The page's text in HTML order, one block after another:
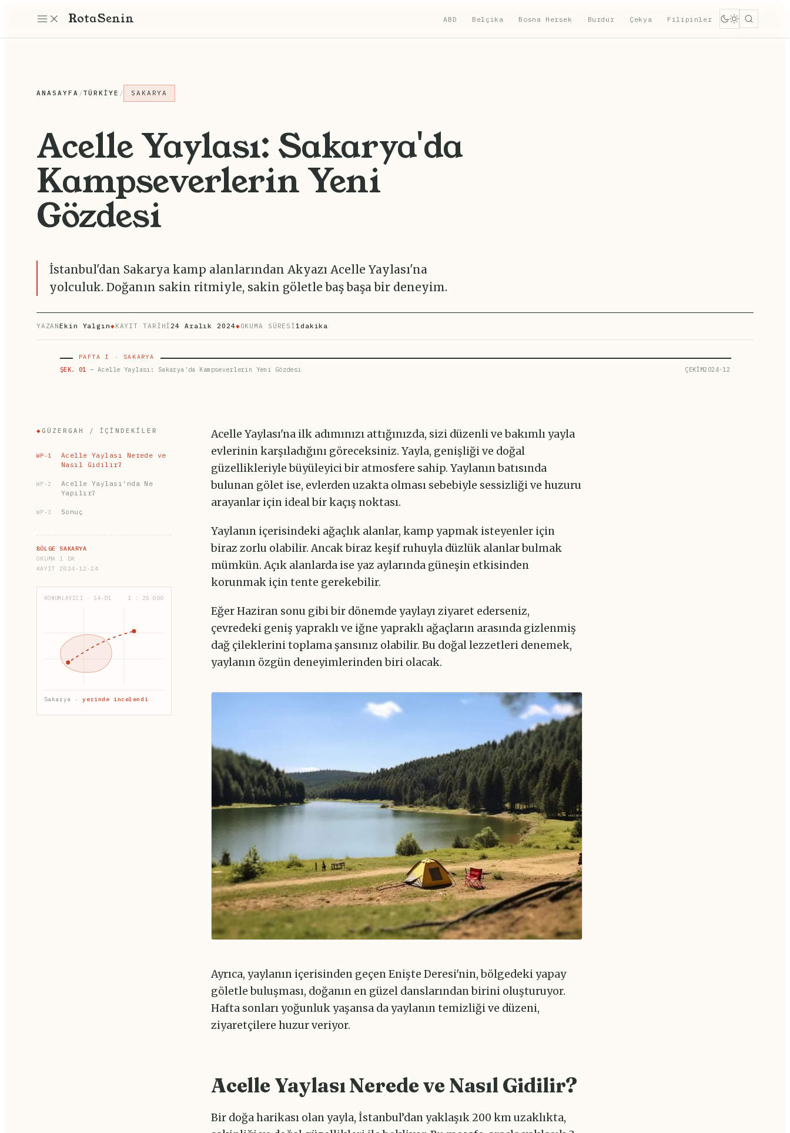
RotaSenin ABD Belçika Bosna Hersek Burdur Çekya Filipinler
ANASAYFA /TÜRKIYE / SAKARYA
Acelle Yaylası: Sakarya'da
Kampseverlerin Yeni
Gözdesi
İstanbul'dan Sakarya kamp alanlarından Akyazı Acelle Yaylası'na
yolculuk. Doğanın sakin ritmiyle, sakin göletle baş başa bir deneyim.
YAZANEkin Yalgın◆KAYIT TARİHİ 24 Aralık 2024◆OKUMA SÜRESİ1dakika
PAFTA I · SAKARYA
ŞEK. 01 — Acelle Yaylası: Sakarya'da Kampseverlerin Yeni Gözdesi ÇEKİM2024-12
◆ GÜZERGAH / İÇINDEKILER
WP-1
Acelle Yaylası Nerede ve
Nasıl Gidilir?
WP-2
Acelle Yaylası'nda Ne
Yapılır?
WP-3 Sonuç
BÖLGE SAKARYA
OKUMA 1 DK
KAYIT 2024-12-24
KONUMLAYICI · SA-01 1 : 25 000
Sakarya ·yerinde incelendi
Acelle Yaylası'na ilk adımınızı attığınızda, sizi düzenli ve bakımlı yayla
evlerinin karşıladığını göreceksiniz. Yayla, genişliği ve doğal
güzellikleriyle büyüleyici bir atmosfere sahip. Yaylanın batısında
bulunan gölet ise, evlerden uzakta olması sebebiyle sessizliği ve huzuru
arayanlar için ideal bir kaçış noktası.
Yaylanın içerisindeki ağaçlık alanlar, kamp yapmak isteyenler için
biraz zorlu olabilir. Ancak biraz keşif ruhuyla düzlük alanlar bulmak
mümkün. Açık alanlarda ise yaz aylarında güneşin etkisinden
korunmak için tente gerekebilir.
Eğer Haziran sonu gibi bir dönemde yaylayı ziyaret ederseniz,
çevredeki geniş yapraklı ve iğne yapraklı ağaçların arasında gizlenmiş
dağ çileklerini toplama şansınız olabilir. Bu doğal lezzetleri denemek,
yaylanın özgün deneyimlerinden biri olacak.
Ayrıca, yaylanın içerisinden geçen Enişte Deresi'nin, bölgedeki yapay
göletle buluşması, doğanın en güzel danslarından birini oluşturuyor.
Hafta sonları yoğunluk yaşansa da yaylanın temizliği ve düzeni,
ziyaretçilere huzur veriyor.
Acelle Yaylası Nerede ve Nasıl Gidilir?
Bir doğa harikası olan yayla, İstanbul’dan yaklaşık 200 km uzaklıkta,